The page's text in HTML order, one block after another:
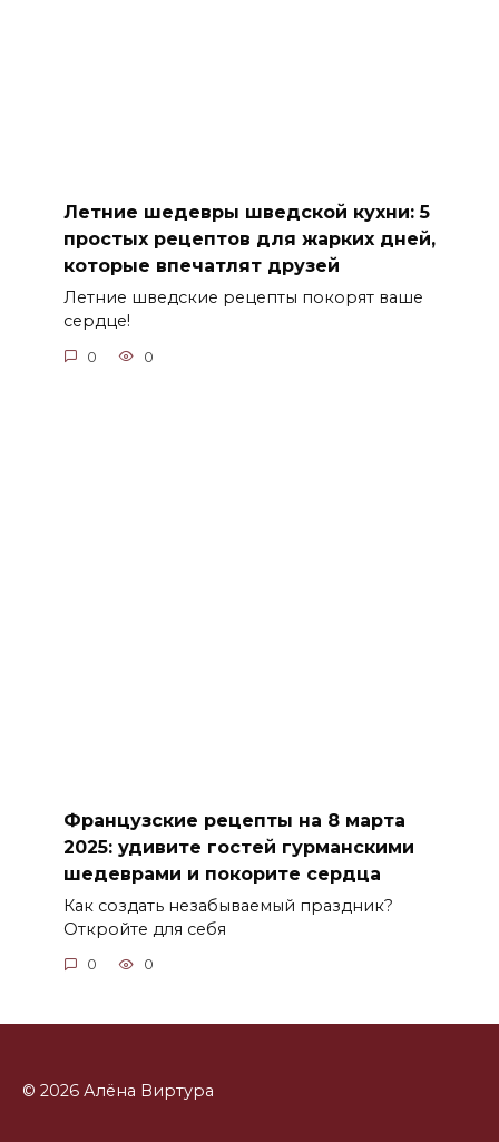
Летние шедевры шведской кухни: 5
простых рецептов для жарких дней,
которые впечатлят друзей
Летние шведские рецепты покорят ваше
сердце!
0 0
Французские рецепты на 8 марта
2025: удивите гостей гурманскими
шедеврами и покорите сердца
Как создать незабываемый праздник?
Откройте для себя
0 0
© 2026 Алёна Виртура